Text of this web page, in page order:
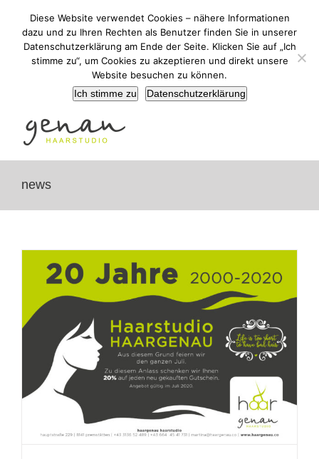
springen
news
Diese Website verwendet Cookies – nähere Informationen
dazu und zu Ihren Rechten als Benutzer finden Sie in unserer
Datenschutzerklärung am Ende der Seite. Klicken Sie auf „Ich
stimme zu“, um Cookies zu akzeptieren und direkt unsere
Website besuchen zu können.
Ich stimme zu
Datenschutzerklärung